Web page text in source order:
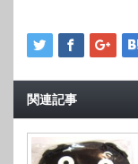
関連記事